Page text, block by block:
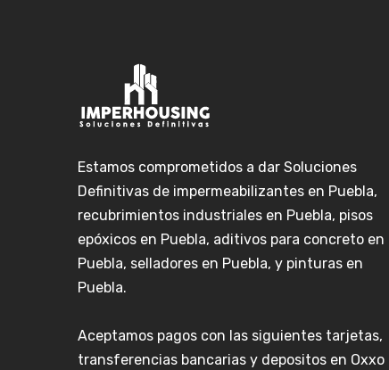
Estamos comprometidos a dar Soluciones
Definitivas de impermeabilizantes en Puebla,
recubrimientos industriales en Puebla, pisos
epóxicos en Puebla, aditivos para concreto en
Puebla, selladores en Puebla, y pinturas en
Puebla.
Aceptamos pagos con las siguientes tarjetas,
transferencias bancarias y depositos en Oxxo